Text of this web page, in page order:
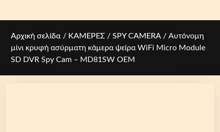
Αρχική σελίδα / ΚΑΜΕΡΕΣ / SPY CAMERA / Αυτόνομη
μίνι κρυφή ασύρματη κάμερα ψείρα WiFi Micro Module
SD DVR Spy Cam – MD81SW OEM